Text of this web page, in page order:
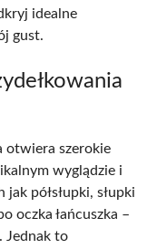
idealne
gust.
otwiera szerokie
wyglądzie i
półsłupki, słupki
oczka łańcuszka –
Jednak to